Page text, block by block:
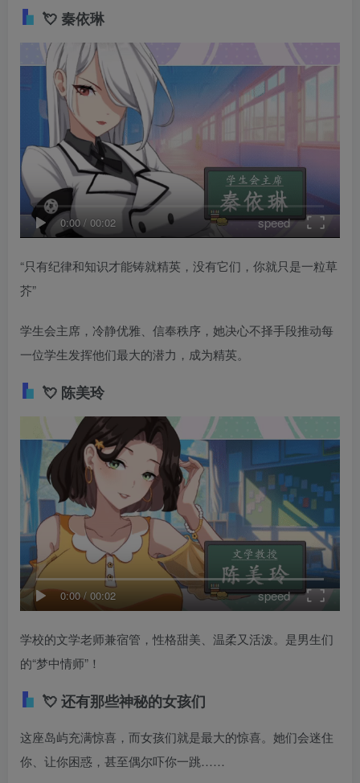
💘 秦依琳
0:00/ 00:02 speed
“只有纪律和知识才能铸就精英，没有它们，你就只是一粒草
芥”
学生会主席，冷静优雅、信奉秩序，她决心不择手段推动每
一位学生发挥他们最大的潜力，成为精英。
💘 陈美玲
0:00/ 00:02 speed
学校的文学老师兼宿管，性格甜美、温柔又活泼。是男生们
的“梦中情师”！
💘 还有那些神秘的女孩们
这座岛屿充满惊喜，而女孩们就是最大的惊喜。她们会迷住
你、让你困惑，甚至偶尔吓你一跳……